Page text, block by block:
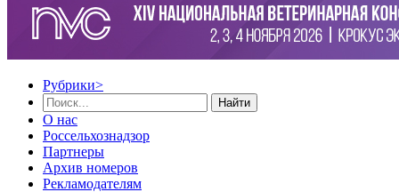
Рубрики>
Найти
О нас
Россельхознадзор
Партнеры
Архив номеров
Рекламодателям